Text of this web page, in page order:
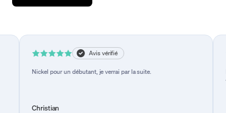
Avis vérifié
Nickel pour un débutant, je verrai par la suite.
Christian